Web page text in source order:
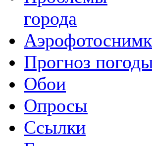
города
Прогноз
Обои
Опросы
Ссылки